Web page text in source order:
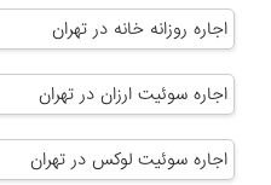
اجاره روزانه خانه در تهران
اجاره سوئیت ارزان در تهران
اجاره سوئیت لوکس در تهران